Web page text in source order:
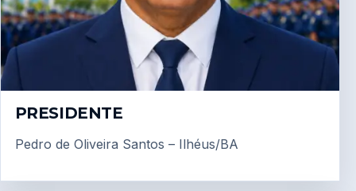
PRESIDENTE
Pedro de Oliveira Santos – Ilhéus/BA